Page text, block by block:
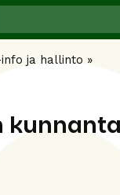
ja hallinto »